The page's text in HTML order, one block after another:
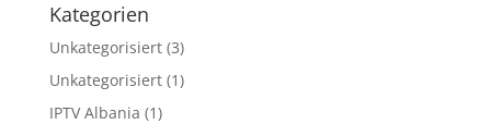
Kategorien
Unkategorisiert(3)
Unkategorisiert(1)
IPTV Albania (1)